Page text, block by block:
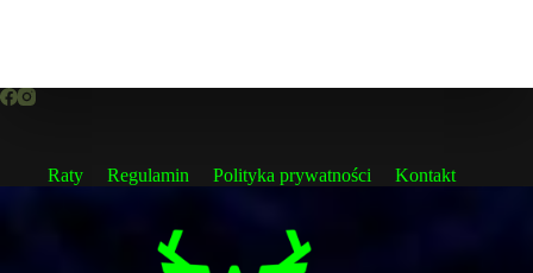
Raty Regulamin Polityka prywatności Kontakt